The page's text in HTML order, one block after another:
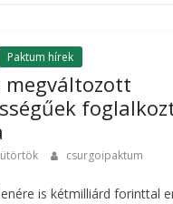
Paktum hírek
megváltozott
csurgoipaktum
is kétmilliárd forinttal